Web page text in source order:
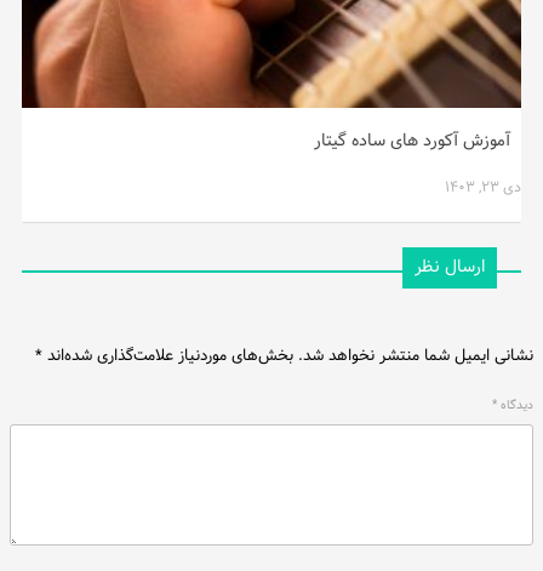
آموزش آکورد های ساده گیتار
دی ۲۳, ۱۴۰۳
ارسال نظر
نشانی ایمیل شما منتشر نخواهد شد. بخش‌های موردنیاز علامت‌گذاری شده‌اند*
دیدگاه*